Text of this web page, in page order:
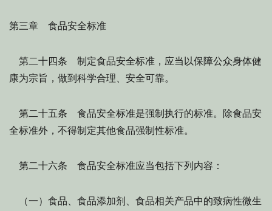
第三章 食品安全标准
第二十四条 制定食品安全标准，应当以保障公众身体健
康为宗旨，做到科学合理、安全可靠。
第二十五条 食品安全标准是强制执行的标准。除食品安
全标准外，不得制定其他食品强制性标准。
第二十六条 食品安全标准应当包括下列内容：
（一）食品、食品添加剂、食品相关产品中的致病性微生